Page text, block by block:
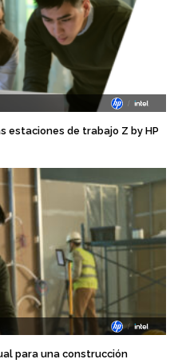
estaciones de trabajo Z by HP
para una construcción